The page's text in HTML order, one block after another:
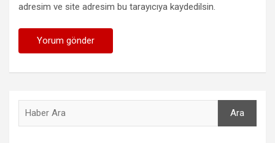
adresim ve site adresim bu tarayıcıya kaydedilsin.
Ara